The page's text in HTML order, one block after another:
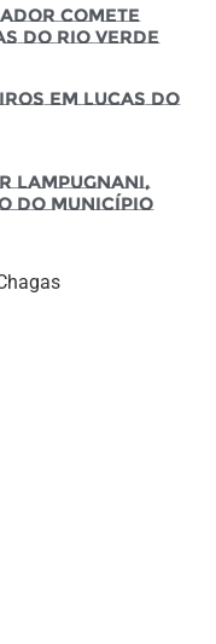
comete
do Rio Verde
em Lucas do
Lampugnani,
do município